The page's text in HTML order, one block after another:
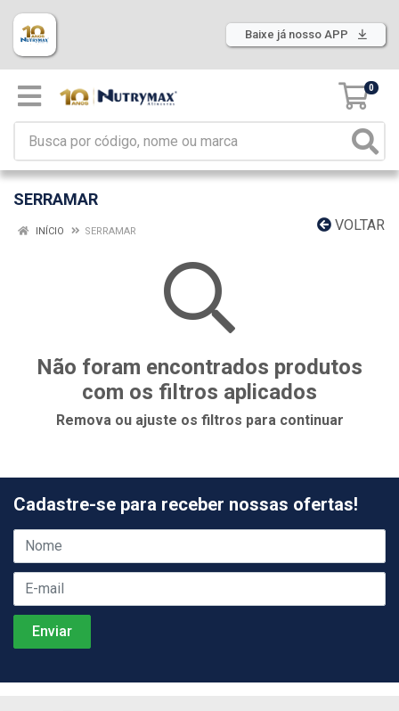
Baixe já nosso APP
0
SERRAMAR
VOLTAR
INÍCIO SERRAMAR
Não foram encontrados produtos
com os filtros aplicados
Remova ou ajuste os filtros para continuar
Cadastre-se para receber nossas ofertas!